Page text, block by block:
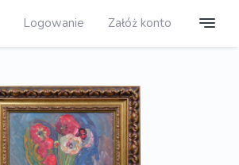
Logowanie Załóż konto